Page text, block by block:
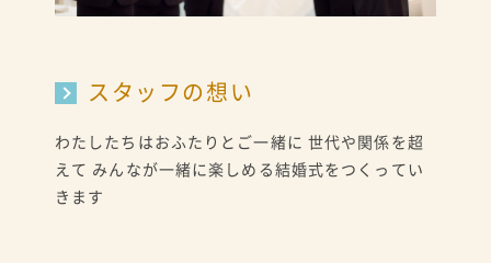
スタッフの想い
わたしたちはおふたりとご一緒に 世代や関係を超
えて みんなが一緒に楽しめる結婚式をつくってい
きます